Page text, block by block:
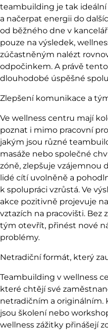
teambuilding je tak ideální
a načerpat energii do
od běžného dne v
pouze na výsledek,
zúčastněným nalézt
odpočinkem. A právě
dlouhodobé úspěšné
Zlepšení komunikace a
Ve wellness centru mají
poznat i mimo pracovní
jakým jsou různé
masáže nebo společné
zóně, zlepšuje vzájemnou
lidé cítí uvolněně a
k spolupráci vzrůstá. Ve
akce pozitivně projevuje
vztazích na pracovišti.
tým otevřít, přinést nové
problémy.
Netradiční formát, který
Teambuilding v wellness
které chtějí své
netradičním a originálním.
jsou školení nebo
wellness zážitky přinášejí